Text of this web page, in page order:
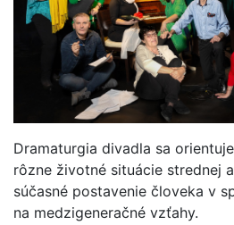
Dramaturgia divadla sa
rôzne životné situácie strednej
súčasné postavenie človeka v
na medzigeneračné vzťahy.